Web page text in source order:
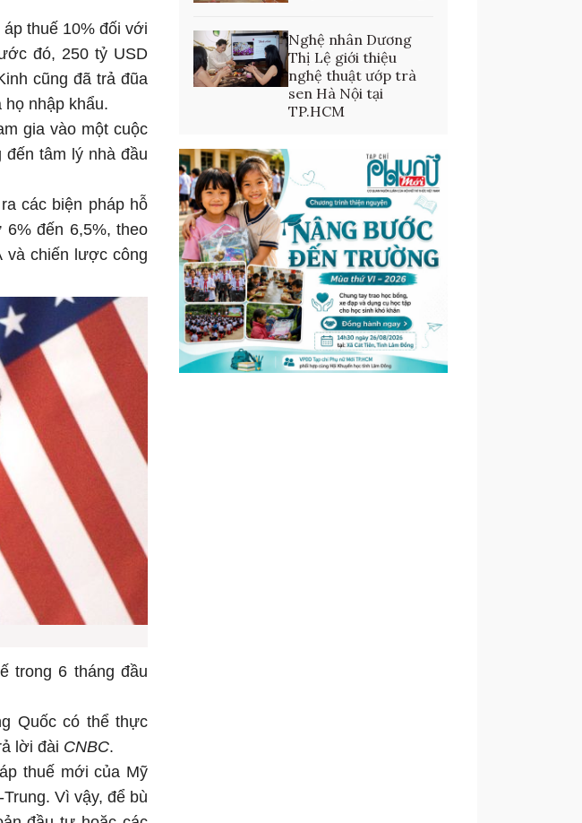
thuế 10% đối với
đó, 250 tỷ USD
cũng đã trả đũa
họ nhập khẩu.
gia vào một cuộc
tâm lý nhà đầu
các biện pháp hỗ
đến 6,5%, theo
và chiến lược công
trong 6 tháng đầu
Quốc có thể thực
lời đài CNBC.
thuế mới của Mỹ
Vì vậy, để bù
Nghệ nhân Dương
Thị Lệ giới thiệu
nghệ thuật ướp trà
sen Hà Nội tại
TP.HCM